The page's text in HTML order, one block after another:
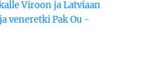
Viroon ja Latviaan
veneretki Pak Ou -